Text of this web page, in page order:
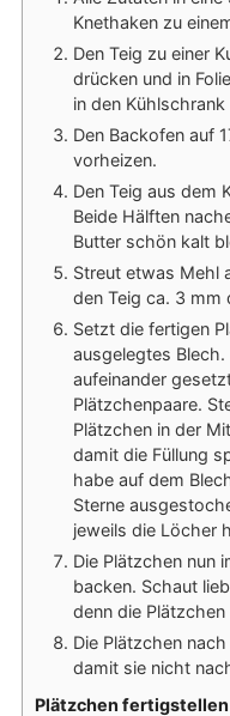
Knethaken zu
Den Teig zu einer
drücken und in
in den Kühlschrank
Den Backofen auf
vorheizen.
Den Teig aus dem
Beide Hälften
Butter schön kalt
Streut etwas Mehl
den Teig ca. 3 mm
Setzt die fertigen
ausgelegtes
aufeinander
Plätzchenpaare.
Plätzchen in der
damit die Füllung
habe auf dem
Sterne
jeweils die Löcher
Die Plätzchen nun
backen. Schaut
denn die
Die Plätzchen
damit sie nicht
Plätzchen fertigstellen